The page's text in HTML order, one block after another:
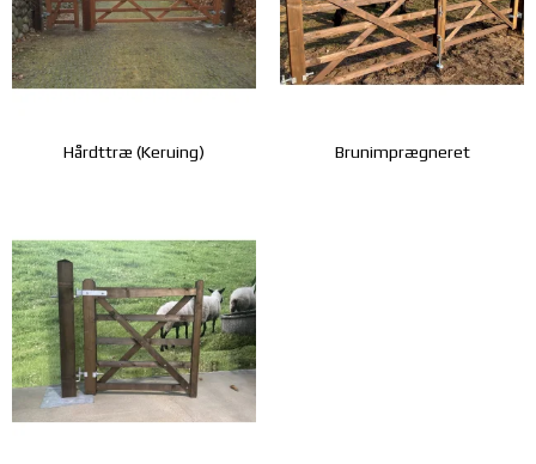
Hårdttræ (Keruing) Brunimprægneret